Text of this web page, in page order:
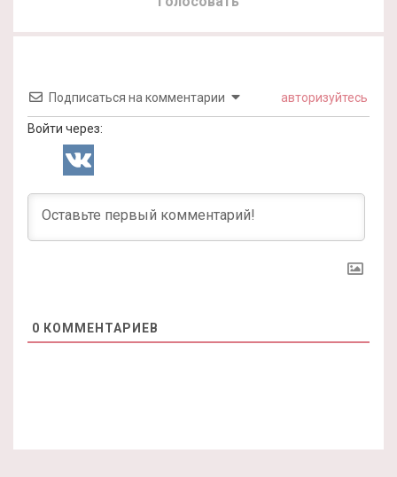
Подписаться на комментарии авторизуйтесь
Войти через:
0 КОММЕНТАРИЕВ